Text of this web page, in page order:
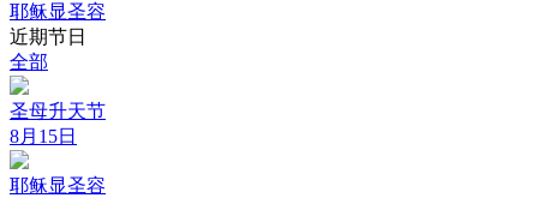
耶稣显圣容
近期节日
全部
圣母升天节
8月15日
耶稣显圣容